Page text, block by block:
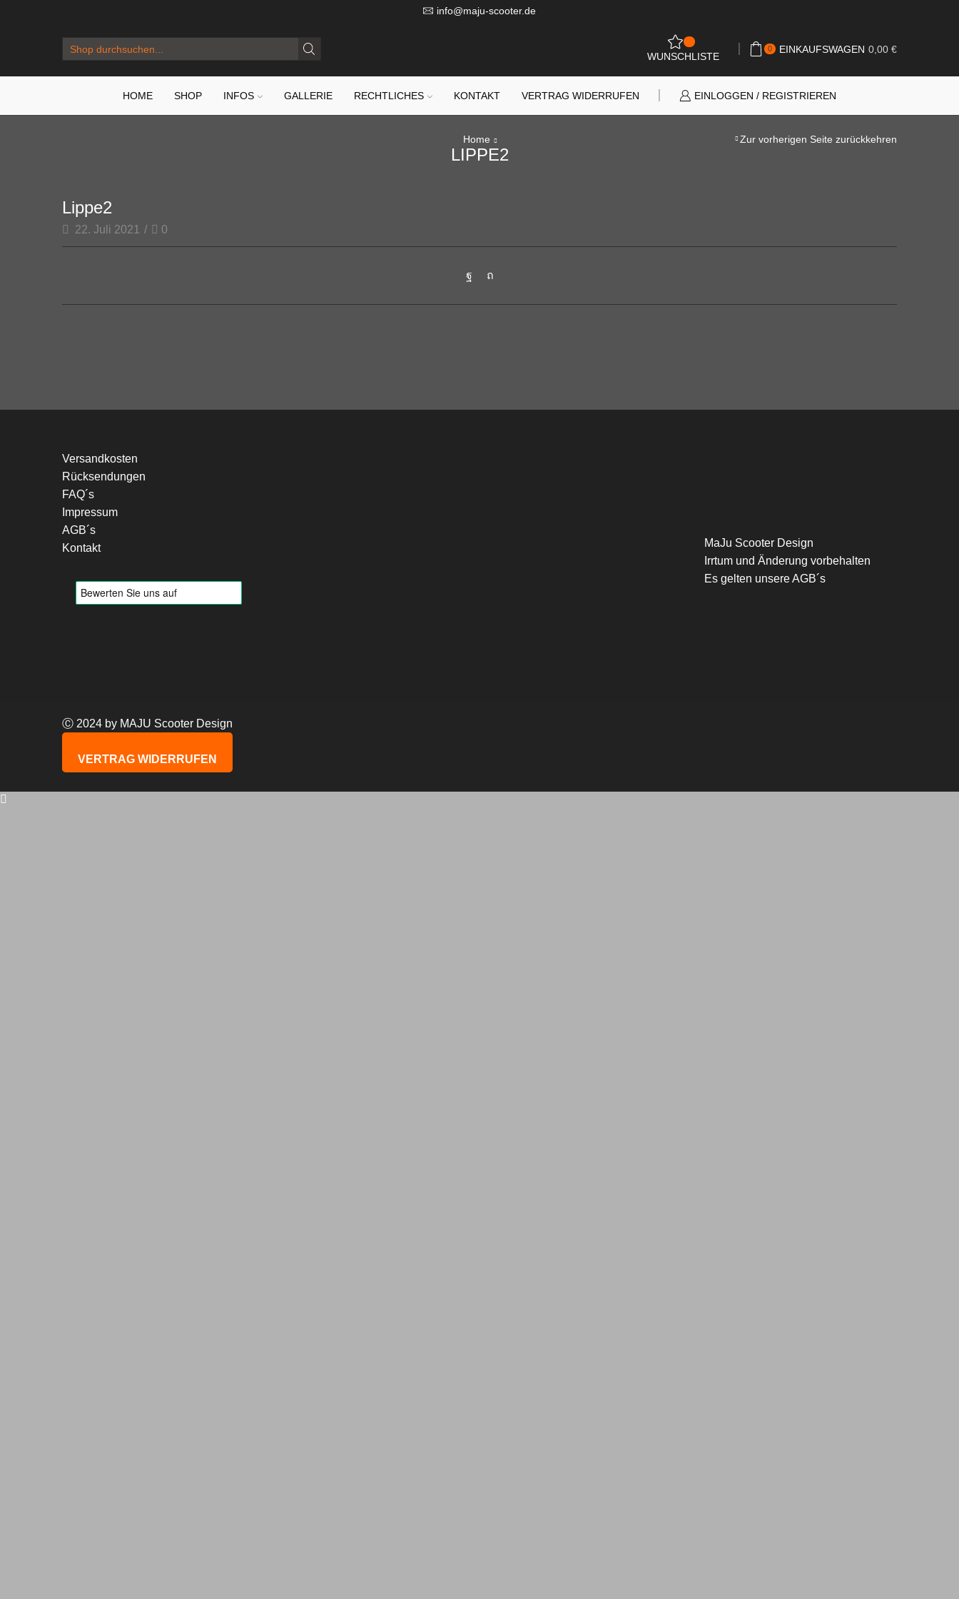
info@maju-scooter.de
WUNSCHLISTE
0 EINKAUFSWAGEN 0,00 €
HOME SHOP INFOS GALLERIE RECHTLICHES KONTAKT VERTRAG WIDERRUFEN EINLOGGEN / REGISTRIEREN
Zur vorherigen Seite zurückkehren
Home
LIPPE2
Lippe2
22. Juli 2021 / 0
Versandkosten
Rücksendungen
FAQ´s
Impressum
AGB´s
Kontakt
MaJu Scooter Design
Irrtum und Änderung vorbehalten
Es gelten unsere AGB´s
Ⓒ 2024 by MAJU Scooter Design
VERTRAG WIDERRUFEN